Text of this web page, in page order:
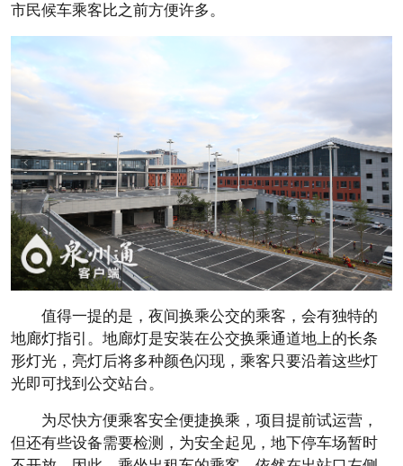
市民候车乘客比之前方便许多。
值得一提的是，夜间换乘公交的乘客，会有独特的
地廊灯指引。地廊灯是安装在公交换乘通道地上的长条
形灯光，亮灯后将多种颜色闪现，乘客只要沿着这些灯
光即可找到公交站台。
为尽快方便乘客安全便捷换乘，项目提前试运营，
但还有些设备需要检测，为安全起见，地下停车场暂时